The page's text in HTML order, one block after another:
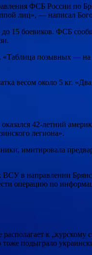
ФСБ России по
лиц», — написал
15 боевиков. ФСБ
«Таблица позывных —
весом около 5 кг.
42-летний
легиона».
имитировала
ВСУ в направлении
операцию по
к
тоже подыграло